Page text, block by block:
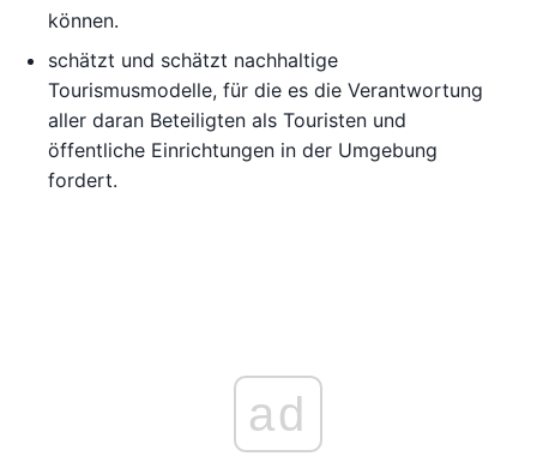
können.
schätzt und schätzt nachhaltige
Tourismusmodelle, für die es die Verantwortung
aller daran Beteiligten als Touristen und
öffentliche Einrichtungen in der Umgebung
fordert.
ad